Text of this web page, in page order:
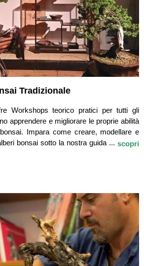
Tradizionale
Workshops teorico pratici per tutti gli
apprendere e migliorare le proprie abilità
Impara come creare, modellare e
bonsai sotto la nostra guida ... scopri